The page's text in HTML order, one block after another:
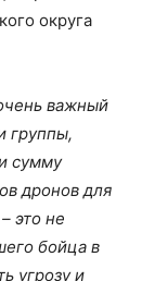
округа
важный
группы,
сумму
дронов для
это не
бойца в
угрозу и